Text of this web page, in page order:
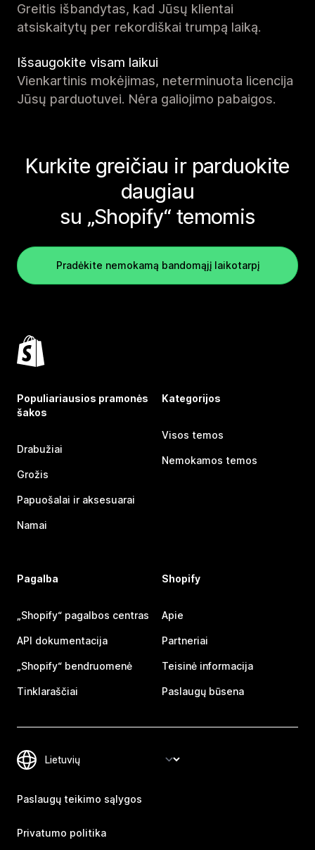
Greitis išbandytas, kad Jūsų klientai
atsiskaitytų per rekordiškai trumpą laiką.
Išsaugokite visam laikui
Vienkartinis mokėjimas, neterminuota licencija
Jūsų parduotuvei. Nėra galiojimo pabaigos.
Kurkite greičiau ir parduokite
daugiau
su „Shopify“ temomis
Pradėkite nemokamą bandomąjį laikotarpį
Populiariausios pramonės
šakos
Drabužiai
Grožis
Papuošalai ir aksesuarai
Namai
Kategorijos
Visos temos
Nemokamos temos
Pagalba
„Shopify“ pagalbos centras
API dokumentacija
„Shopify“ bendruomenė
Tinklaraščiai
Shopify
Apie
Partneriai
Teisinė informacija
Paslaugų būsena
Paslaugų teikimo sąlygos
Privatumo politika